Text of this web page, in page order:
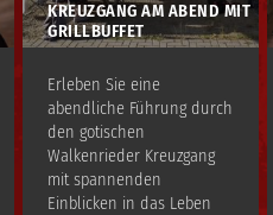
KREUZGANG AM ABEND MIT
GRILLBUFFET
Erleben Sie eine
abendliche Führung durch
den gotischen
Walkenrieder Kreuzgang
mit spannenden
Einblicken in das Leben